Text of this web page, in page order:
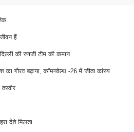
हैं
की रणजी टीम की कमान
का गौरव बढ़ाया, कॉमनवेल्थ -26 में जीता कांस्य
देते मिलता